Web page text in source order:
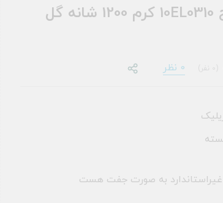
فرش ماشینی طرح 10EL0310 کرم 1200 شانه گل
0 نظر
به صورت جفت هست